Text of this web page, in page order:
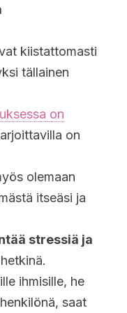
kiistattomasti
tällainen
on
on
olemaan
itseäsi ja
stressiä ja
ihmisille, he
saat